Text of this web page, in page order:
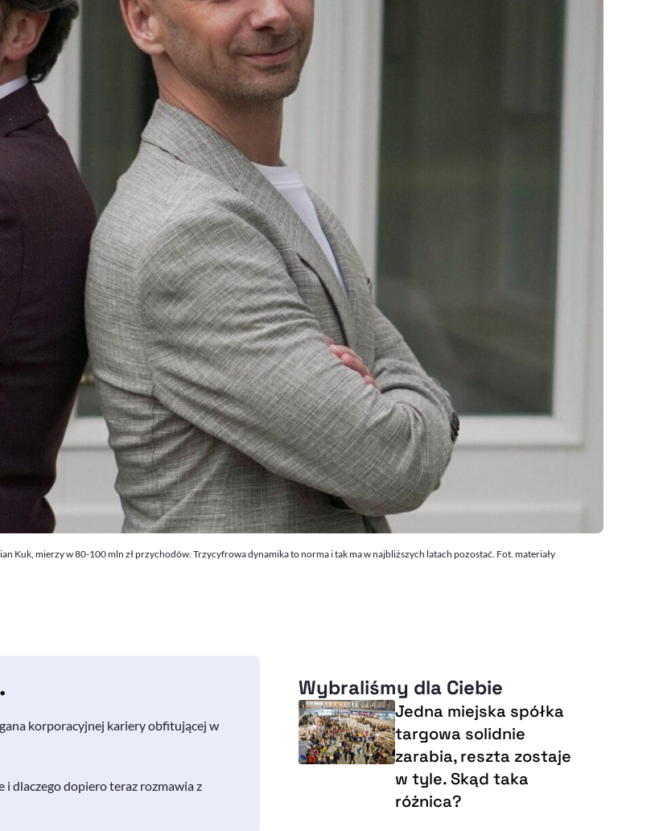
Kuk, mierzy w 80-100 mln zł przychodów. Trzycyfrowa dynamika to norma i tak ma w najbliższych latach pozostać. Fot. materiały
korporacyjnej kariery obfitującej w
dlaczego dopiero teraz rozmawia z
Wybraliśmy dla Ciebie
Jedna miejska spółka
targowa solidnie
zarabia, reszta zostaje
w tyle. Skąd taka
różnica?